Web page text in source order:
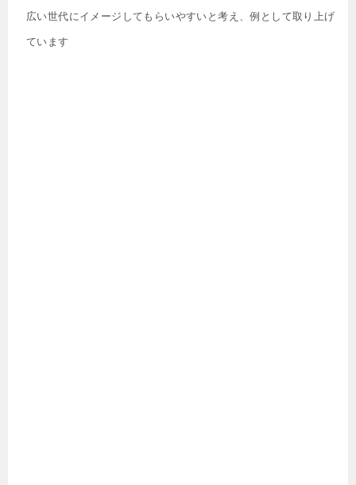
広い世代にイメージしてもらいやすいと考え、例として取り上げ
ています